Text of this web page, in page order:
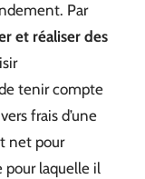
Par
et réaliser des
tenir compte
frais d’une
net pour
pour laquelle il